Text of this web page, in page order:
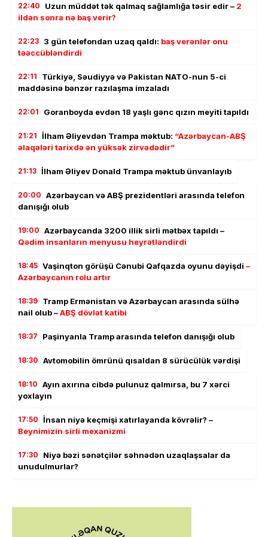
22:40 Uzun müddət tək qalmaq sağlamlığa təsir edir – 2
ildən sonra nə baş verir?
22:23 3 gün telefondan uzaq qaldı: baş verənlər onu
təəccübləndirdi
22:11
Türkiyə, Səudiyyə və Pakistan NATO-nun 5-ci
maddəsinə bənzər razılaşma imzaladı
22:01 Goranboyda evdən 18 yaşlı gənc qızın meyiti tapıldı
21:21 İlham Əliyevdən Trampa məktub: “Azərbaycan-ABŞ
əlaqələri tarixdə ən yüksək zirvədədir”
21:13 İlham Əliyev Donald Trampa məktub ünvanlayıb
20:00 Azərbaycan və ABŞ prezidentləri arasında telefon
danışığı olub
19:00 Azərbaycanda 3200 illik sirli mətbəx tapıldı –
Qədim insanların menyusu heyrətləndirdi
18:45 Vaşinqton görüşü Cənubi Qafqazda oyunu dəyişdi –
Azərbaycanın rolu artır
18:39 Tramp Ermənistan və Azərbaycan arasında sülhə
nail olub –ABŞ dövlət katibi
18:37 Paşinyanla Tramp arasında telefon danışığı olub
18:30 Avtomobilin ömrünü qısaldan 8 sürücülük vərdişi
18:10 Ayın axırına cibdə pulunuz qalmırsa, bu 7 xərci
yoxlayın
17:50 İnsan niyə keçmişi xatırlayanda kövrəlir? –
Beynimizin sirli mexanizmi
17:30
Niyə bəzi sənətçilər səhnədən uzaqlaşsalar da
unudulmurlar?